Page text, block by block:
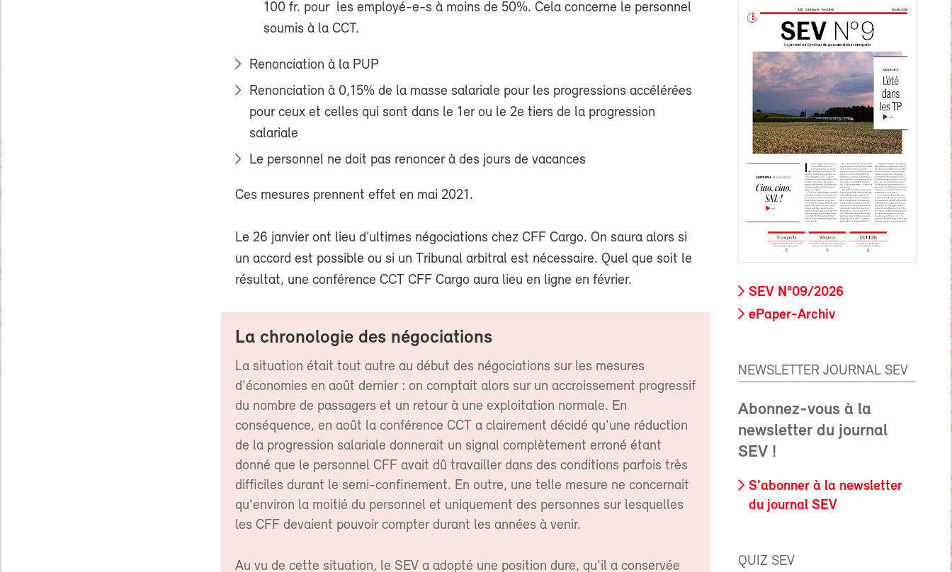
100 fr. pour les employé-e-s à moins de 50%. Cela concerne le personnel
soumis à la CCT.
Renonciation à la PUP
Renonciation à 0,15% de la masse salariale pour les progressions accélérées
pour ceux et celles qui sont dans le 1erou le 2e tiers de la progression
salariale
Le personnel ne doit pas renoncer à des jours de vacances
Ces mesures prennent effet en mai 2021.
Le 26 janvier ont lieu d’ultimes négociations chez CFF Cargo. On saura alors si
un accord est possible ou si un Tribunal arbitral est nécessaire. Quel que soit le
résultat, une conférence CCT CFF Cargo aura lieu en ligne en février.
La chronologie des négociations
La situation était tout autre au début des négociations sur les mesures
d'économies en août dernier : on comptait alors sur un accroissement progressif
du nombre de passagers et un retour à une exploitation normale. En
conséquence, en août la conférence CCT a clairement décidé qu'une réduction
de la progression salariale donnerait un signal complètement erroné étant
donné que le personnel CFF avait dû travailler dans des conditions parfois très
difficiles durant le semi-confinement. En outre, une telle mesure ne concernait
qu'environ la moitié du personnel et uniquement des personnes sur lesquelles
les CFF devaient pouvoir compter durant les années à venir.
Au vu de cette situation, le SEV a adopté une position dure, qu'il a conservée
SEV N°09/2026
ePaper-Archiv
NEWSLETTER JOURNAL SEV
Abonnez-vous à la
newsletter du journal
SEV !
S'abonner à la newsletter
du journal SEV
QUIZ SEV